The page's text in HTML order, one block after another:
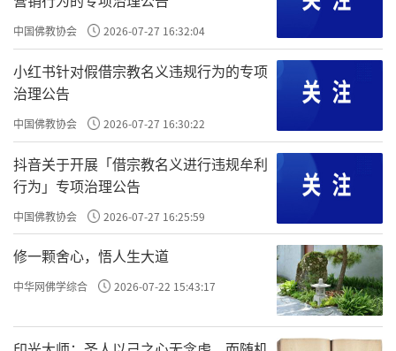
中国佛教协会 2026-07-27 16:32:04
小红书针对假借宗教名义违规行为的专项
治理公告
中国佛教协会 2026-07-27 16:30:22
抖音关于开展「借宗教名义进行违规牟利
行为」专项治理公告
中国佛教协会 2026-07-27 16:25:59
修一颗舍心，悟人生大道
中华网佛学综合 2026-07-22 15:43:17